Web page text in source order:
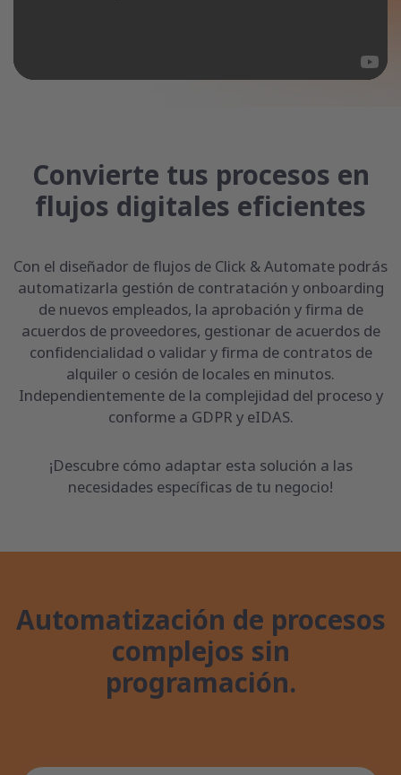
Convierte tus procesos en
flujos digitales eficientes
Con el diseñador de flujos de Click & Automate podrás
automatizarla gestión de contratación y onboarding
de nuevos empleados, la aprobación y firma de
acuerdos de proveedores, gestionar de acuerdos de
confidencialidad o validar y firma de contratos de
alquiler o cesión de locales en minutos.
Independientemente de la complejidad del proceso y
conforme a GDPR y eIDAS.
¡Descubre cómo adaptar esta solución a las
necesidades específicas de tu negocio!
Automatización de procesos
complejos sin
programación.